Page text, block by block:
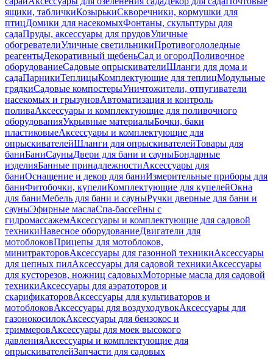
ящики, табличкиКозырькиСкворечники, кормушки для
птицДомики для насекомыхФонтаны, скульптуры для
садаПруды, аксессуары для прудовУличные
обогревателиУличные светильникиПротивогололедные
реагентыДекоративный щебеньСад и огородПоливочное
оборудованиеСадовые опрыскивателиШланги для дома и
садаПарникиТеплицыКомплектующие для теплицМодульные
грядкиСадовые компостерыУничтожители, отпугиватели
насекомых и грызуновАвтоматизация и контроль
поливаАксессуары и комплектующие для поливочного
оборудованияУкрывные материалыБочки, баки
пластиковыеАксессуары и комплектующие для
опрыскивателейШланги для опрыскивателейТовары для
баниБаниСауныДвери для бани и сауныБондарные
изделияБанные принадлежностиАксессуары для
баниОснащение и декор для баниИзмерительные приборы для
баниФитобочки, купелиКомплектующие для купелейОкна
для баниМебель для бани и сауныРучки дверные для бани и
сауныЭфирные маслаСпа-бассейны с
гидромассажемАксессуары и комплектующие для садовой
техникиНавесное оборудованиеДвигатели для
мотоблоковПрицепы для мотоблоков,
минитракторовАксессуары для газонной техникиАксессуары
для цепных пилАксессуары для садовой техникиАксессуары
для кусторезов, ножниц садовыхМоторные масла для садовой
техникиАксессуары для аэратоторов и
скарификаторовАксессуары для культиваторов и
мотоблоковАксессуары для воздуходувокАксессуары для
газонокосилокАксессуары для бензокос и
триммеровАксессуары для моек высокого
давленияАксессуары и комплектующие для
опрыскивателейЗапчасти для садовых